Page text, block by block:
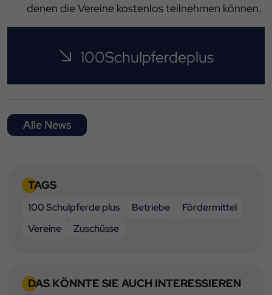
denen die Vereine kostenlos teilnehmen können.
100Schulpferdeplus
Alle News
TAGS
100 Schulpferde plus Betriebe
Fördermittel
Vereine
Zuschüsse
DAS KÖNNTE SIE AUCH INTERESSIEREN